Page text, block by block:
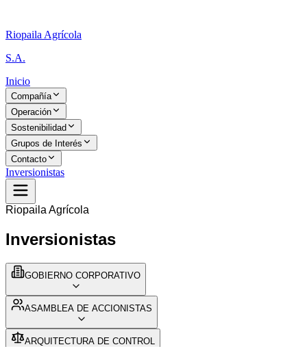
Riopaila Agrícola
S.A.
Inicio
Compañía
Operación
Sostenibilidad
Grupos de Interés
Contacto
Inversionistas
Riopaila Agrícola
Inversionistas
GOBIERNO CORPORATIVO
ASAMBLEA DE ACCIONISTAS
ARQUITECTURA DE CONTROL